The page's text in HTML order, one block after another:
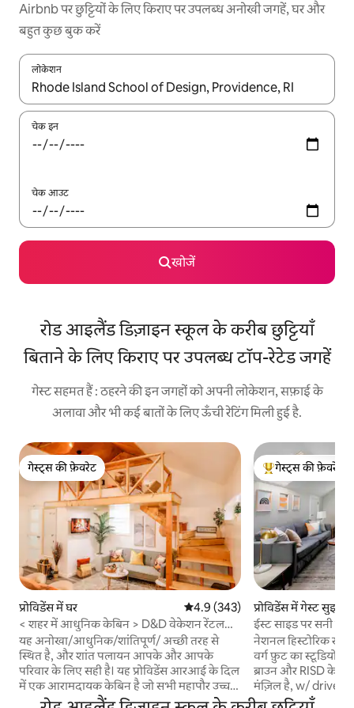
Airbnb पर छुट्टियों के लिए किराए पर उपलब्ध अनोखी जगहें, घर और
बहुत कुछ बुक करें
लोकेशन
नतीजों के उपलब्ध होने पर, अप और डाउन 'ऐरो की' का इस्तेमाल करके नेविगेट
चेक इन
चेक आउट
खोजें
रोड आइलैंड डिज़ाइन स्कूल के करीब छुट्टियाँ
बिताने के लिए किराए पर उपलब्ध टॉप-रेटेड जगहें
गेस्ट सहमत हैं : ठहरने की इन जगहों को अपनी लोकेशन, सफ़ाई के
अलावा और भी कई बातों के लिए ऊँची रेटिंग मिली हुई है.
गेस्ट्स की फ़ेवरेट
गेस्ट्स की फ़ेवरेट
प्रोविडेंस में घर औसत रेटिंग 5 में से 4.9, 343 समीक्षाएँ
4.9 (343)
< शहर में आधुनिक केबिन > D&D वेकेशन रेंटल
द्वारा
यह अनोखा/आधुनिक/शांतिपूर्ण/ अच्छी तरह से
स्थित है, और शांत पलायन आपके और आपके
परिवार के लिए सही है। यह प्रोविडेंस आरआई के दिल
में एक आरामदायक केबिन है जो सभी महापौर उच्च
तरीकों, रेस्तरां, अस्पतालों, कॉफी की दुकानों,
गेस्ट्स का टॉप फ़ेवरेट
गेस्ट्स की फ़ेवरेट
प्रोविडेंस में गेस्ट सुइट
ईस्ट साइड पर सनी
नेशनल हिस्टोरिक
वर्ग फ़ुट का स्टूडियो,
ब्राउन और RISD के
मंज़िल है, w/ driveway
और बाथ, लाउंज, वर्क/